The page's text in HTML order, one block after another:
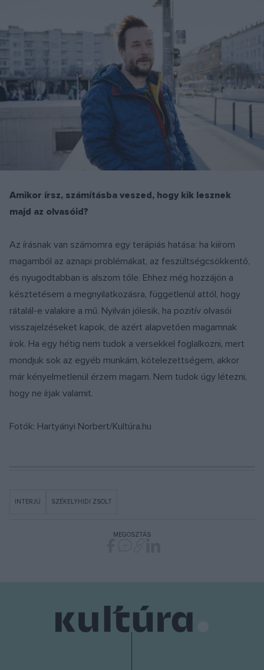
Amikor írsz, számításba veszed, hogy kik lesznek
majd az olvasóid?
Az írásnak van számomra egy terápiás hatása: ha kiírom
magamból az aznapi problémákat, az feszültségcsökkentő,
és nyugodtabban is alszom tőle. Ehhez még hozzájön a
késztetésem a megnyilatkozásra, függetlenül attól, hogy
rátalál-e valakire a mű. Nyilván jólesik, ha pozitív olvasói
visszajelzéseket kapok, de azért alapvetően magamnak
írok. Ha egy hétig nem tudok a versekkel foglalkozni, mert
mondjuk sok az egyéb munkám, kötelezettségem, akkor
már kényelmetlenül érzem magam. Nem tudok úgy létezni,
hogy ne írjak valamit.
Fotók: Hartyányi Norbert/Kultúra.hu
INTERJÚ SZÉKELYHIDI ZSOLT
MEGOSZTÁS